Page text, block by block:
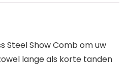
Steel Show Comb om uw
lange als korte tanden